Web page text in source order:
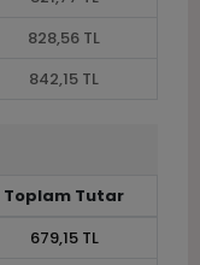
828,56 TL
842,15 TL
Toplam Tutar
679,15 TL